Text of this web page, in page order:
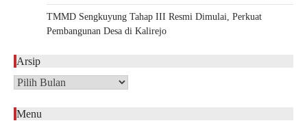
TMMD Sengkuyung Tahap III Resmi Dimulai, Perkuat
Pembangunan Desa di Kalirejo
Arsip
Arsip
Menu